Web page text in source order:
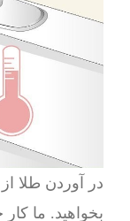
در آوردن طلا
بخواهید. ما